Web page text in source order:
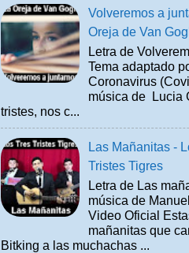
Volveremos a
Oreja de Van
Letra de
Tema adaptado
Coronavirus
música de Lucia
tristes, nos c...
Las Mañanitas -
Tristes Tigres
Letra de Las
música de
Video Oficial
mañanitas que
Bitking a las muchachas ...